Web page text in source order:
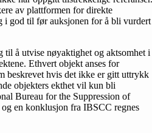
av plattformen for direkte
i god til før auksjonen for å bli vurdert
å utvise nøyaktighet og aktsomhet i
Ethvert objekt anses for
beskrevet hvis det ikke er gitt uttrykk
objekters ekthet vil kun bli
Bureau for the Suppression of
en konklusjon fra IBSCC regnes